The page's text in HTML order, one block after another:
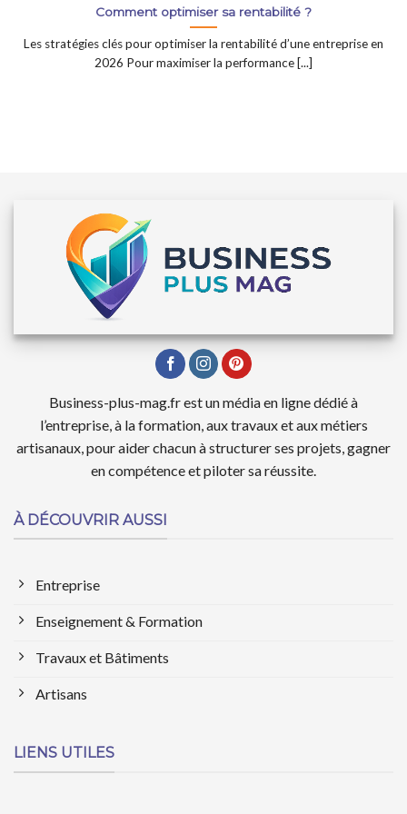
Comment optimiser sa rentabilité ?
Les stratégies clés pour optimiser la rentabilité d’une entreprise en
2026 Pour maximiser la performance [...]
Business-plus-mag.fr est un média en ligne dédié à
l’entreprise, à la formation, aux travaux et aux métiers
artisanaux, pour aider chacun à structurer ses projets, gagner
en compétence et piloter sa réussite.
À DÉCOUVRIR AUSSI
Entreprise
Enseignement & Formation
Travaux et Bâtiments
Artisans
LIENS UTILES